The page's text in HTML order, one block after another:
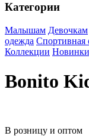
Категории
Малышам Девочкам
одежда Спортивная
Коллекции Новинки
Bonito
В розницу и оптом